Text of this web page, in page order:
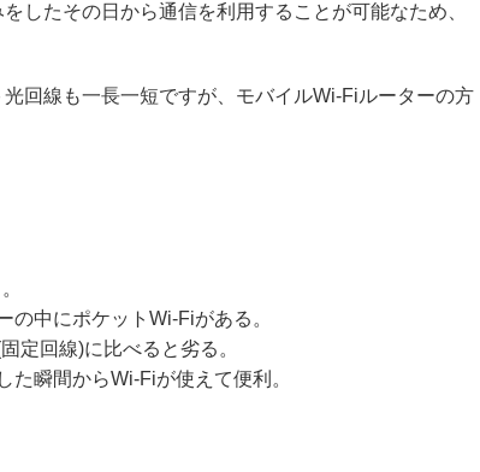
したその日から通信を利用することが可能なため、
回線も一長一短ですが、モバイルWi-Fiルーターの方
中にポケットWi-Fiがある。
定回線)に比べると劣る。
た瞬間からWi-Fiが使えて便利。